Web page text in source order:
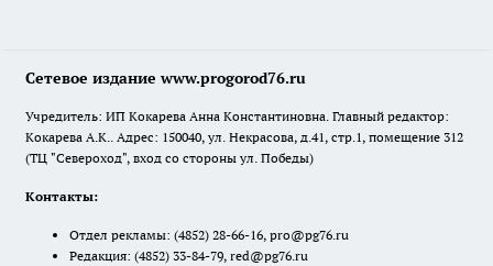
Сетевое издание www.progorod76.ru
Учредитель: ИП Кокарева Анна Константиновна. Главный редактор:
Кокарева А.К.. Адрес: 150040, ул. Некрасова, д.41, стр.1, помещение 312
(ТЦ "Североход", вход со стороны ул. Победы)
Контакты:
Отдел рекламы: (4852) 28-66-16, pro@pg76.ru
Редакция: (4852) 33-84-79, red@pg76.ru